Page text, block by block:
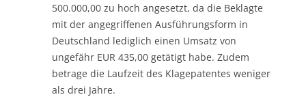
500.000,00 zu hoch angesetzt, da die Beklagte
mit der angegriffenen Ausführungsform in
Deutschland lediglich einen Umsatz von
ungefähr EUR 435,00 getätigt habe. Zudem
betrage die Laufzeit des Klagepatentes weniger
als drei Jahre.